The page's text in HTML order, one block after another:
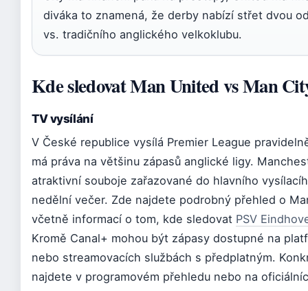
diváka to znamená, že derby nabízí střet dvou
vs. tradičního anglického velkoklubu.
Kde sledovat Man United vs Man
TV vysílání
V České republice vysílá Premier League
má práva na většinu zápasů anglické ligy.
atraktivní souboje zařazované do hlavního
nedělní večer. Zde najdete podrobný přehled o
včetně informací o tom, kde sledovat PSV
Kromě Canal+ mohou být zápasy dostupné na
nebo streamovacích službách s předplatným.
najdete v programovém přehledu nebo na